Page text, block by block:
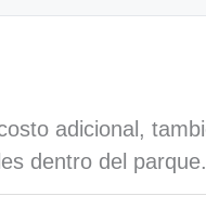
adicional,
dentro del parque.